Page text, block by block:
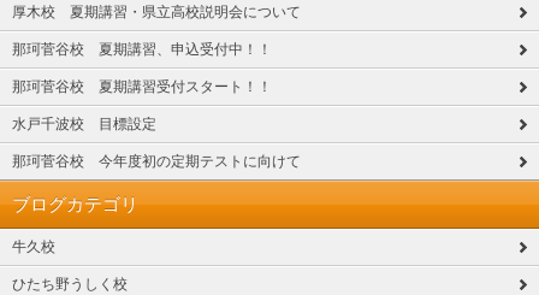
厚木校 夏期講習・県立高校説明会について
那珂菅谷校 夏期講習、申込受付中！！
那珂菅谷校 夏期講習受付スタート！！
水戸千波校 目標設定
那珂菅谷校 今年度初の定期テストに向けて
ブログカテゴリ
牛久校
ひたち野うしく校